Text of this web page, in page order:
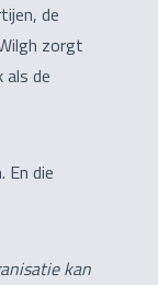
de
zorgt
de
En die
kan